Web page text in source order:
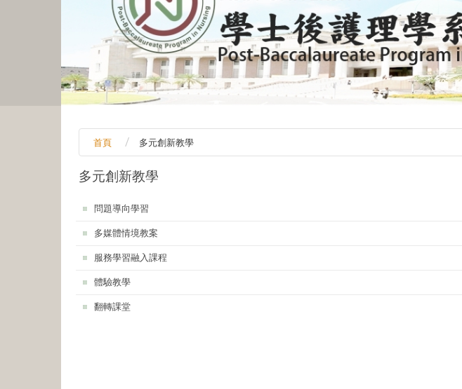
首頁 多元創新教學
多元創新教學
問題導向學習
多媒體情境教案
服務學習融入課程
體驗教學
翻轉課堂